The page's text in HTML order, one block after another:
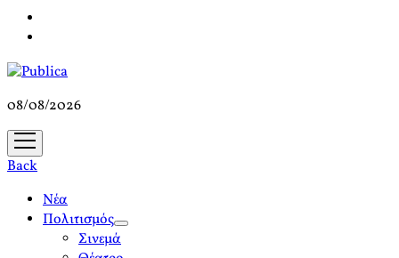
08/08/2026
open
menu
Back
Νέα
Πολιτισμός
open
menu
Σινεμά